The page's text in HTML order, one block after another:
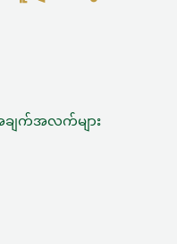
က်အလက်များ